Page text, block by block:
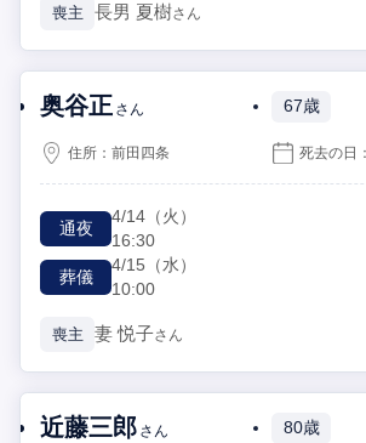
喪主 長男 夏樹さん
奥谷正 さん 67歳
住所：前田四条 死去の日
通夜
4/14 （火）
16:30
葬儀
4/15 （水）
10:00
喪主 妻 悦子さん
近藤三郎 さん 80歳